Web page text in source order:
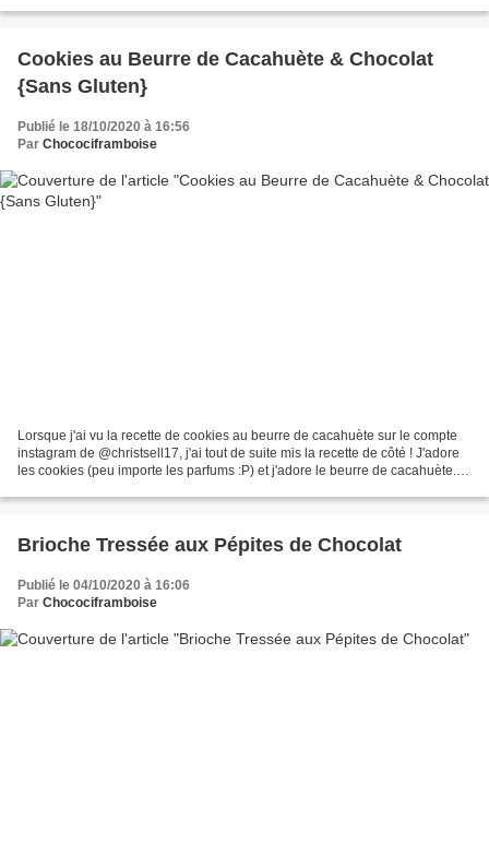
Cookies au Beurre de Cacahuète & Chocolat
{Sans Gluten}
Publié le 18/10/2020 à 16:56
Par Chocociframboise
Lorsque j'ai vu la recette de cookies au beurre de cacahuète sur le compte
instagram de @christsell17, j'ai tout de suite mis la recette de côté ! J'adore
les cookies (peu importe les parfums :P) et j'adore le beurre de cacahuète. Il
Brioche Tressée aux Pépites de Chocolat
Publié le 04/10/2020 à 16:06
Par Chocociframboise